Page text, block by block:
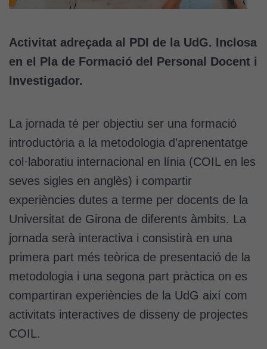
Activitat adreçada al PDI de la UdG. Inclosa
en el Pla de Formació del Personal Docent i
Investigador.
La jornada té per objectiu ser una formació
introductòria a la metodologia d’aprenentatge
col·laboratiu internacional en línia (COIL en les
seves sigles en anglès) i compartir
experiències dutes a terme per docents de la
Universitat de Girona de diferents àmbits. La
jornada serà interactiva i consistirà en una
primera part més teòrica de presentació de la
metodologia i una segona part pràctica on es
compartiran experiències de la UdG així com
activitats interactives de disseny de projectes
COIL.